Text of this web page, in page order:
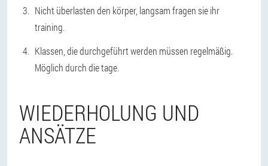
Nicht überlasten den körper, langsam fragen sie ihr
training.
Klassen, die durchgeführt werden müssen regelmäßig.
Möglich durch die tage.
WIEDERHOLUNG UND
ANSÄTZE